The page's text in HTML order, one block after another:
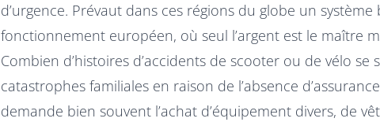
d’urgence. Prévaut dans ces régions du globe un
fonctionnement européen, où seul l’argent est le maître
Combien d’histoires d’accidents de scooter ou de vélo se
catastrophes familiales en raison de l’absence
demande bien souvent l’achat d’équipement divers, de